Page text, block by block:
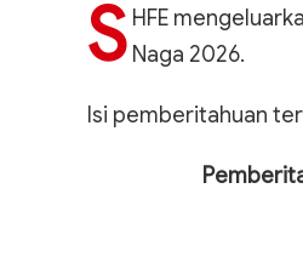
S HFE
Naga 2026.
Isi pemberitahuan